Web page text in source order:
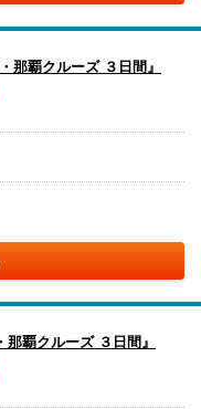
那覇クルーズ ３日間』
覇クルーズ ３日間』